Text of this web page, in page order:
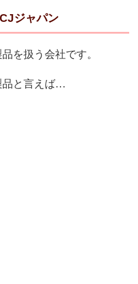
ジャパン
を扱う会社です。
品と言えば…